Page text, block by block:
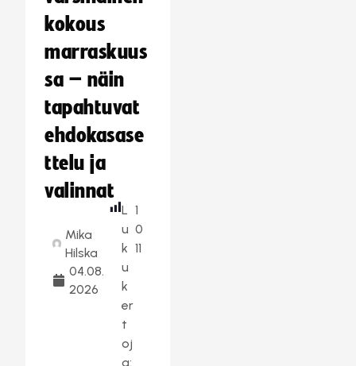
kokous
marraskuus
sa – näin
tapahtuvat
ehdokasase
ttelu ja
valinnat
Mika
Hilska
04.08.
2026
L
u
k
u
k
er
t
oj
a:
1
0
11